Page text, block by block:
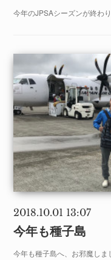
今年のJPSAシーズンが終わり
2018.10.01 13:07
今年も種子島
今年も種子島へ、お邪魔し